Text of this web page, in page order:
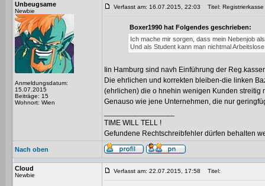
Unbeugsame
Newbie
Anmeldungsdatum:
15.07.2015
Beiträge: 15
Wohnort: Wien
Verfasst am: 16.07.2015, 22:03 Titel: Registrierkasse
Boxer1990 hat Folgendes geschrieben:
Ich mache mir sorgen, dass mein Nebenjob
Und als Student kann man nichtmal
Iin Hamburg sind navh Einführung der
Die ehrlichen und korrekten bleiben-die linken
(ehrlichen) die o hnehin wenigen Kunden streitig
Genauso wie jene Unternehmen, die nur
TIME WILL TELL !
Gefundene Rechtschreibfehler dürfen behalten
Nach oben
Cloud
Newbie
Verfasst am: 22.07.2015, 17:58 Titel: